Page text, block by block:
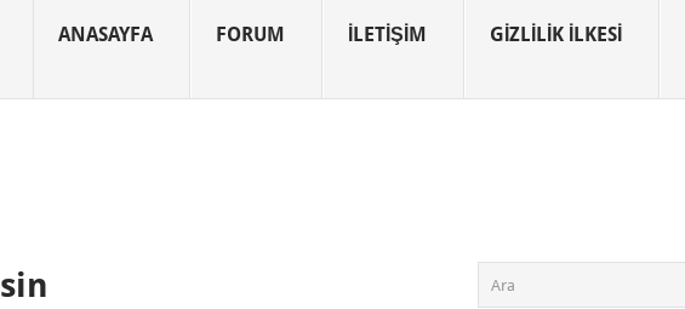
ANASAYFA FORUM İLETIŞIM GIZLILIK İLKESI